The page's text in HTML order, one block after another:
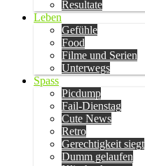
Resultate
Leben
Gefühle
Food
Filme und Serien
Unterwegs
Spass
Picdump
Fail-Dienstag
Cute News
Retro
Gerechtigkeit siegt
Dumm gelaufen